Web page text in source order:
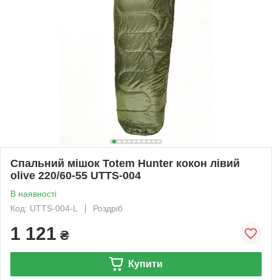
Спальний мішок Totem Hunter кокон лівий
olive 220/60-55 UTTS-004
В наявності
Код: UTTS-004-L
Роздріб
1 121 ₴
Купити